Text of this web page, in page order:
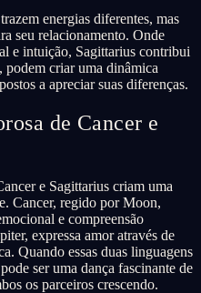
energias diferentes, mas
seu relacionamento. Onde
e intuição, Sagittarius contribui
podem criar uma dinâmica
a apreciar suas diferenças.
de Cancer e
e Sagittarius criam uma
Cancer, regido por Moon,
e compreensão
expressa amor através de
Quando essas duas linguagens
ser uma dança fascinante de
os parceiros crescendo.